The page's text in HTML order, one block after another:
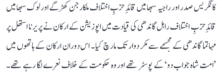
کانگریس صدر اور راجیہ سبھا میں قائدِ حزبِ اختلاف ملکارجن کھڑگے اور لوک سبھا میں
قائدِ حزبِ اختلاف راہل گاندھی کی قیادت میں اپوزیشن کے ارکان نے پریرنا استھل پر
مہاتما گاندھی کے مجسمے سے مکر دوار تک مارچ کیا۔ اس دوران ارکان کے ہاتھوں میں
’امت شاہ جواب دو‘ کے پوسٹر تھے اور وہ حکومت کے خلاف نعرے لگا رہے تھے۔